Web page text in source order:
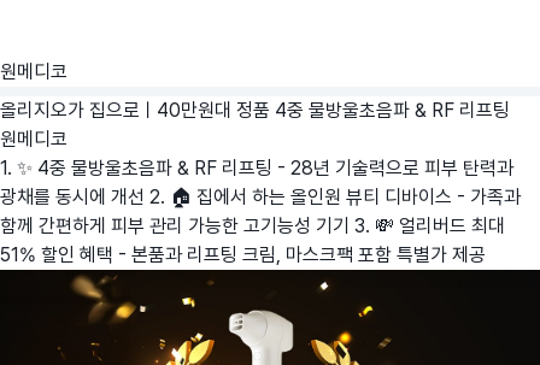
원메디코
올리지오가 집으로ㅣ40만원대 정품 4중 물방울초음파 & RF 리프팅
원메디코
1. ✨ 4중 물방울초음파 & RF 리프팅 - 28년 기술력으로 피부 탄력과
광채를 동시에 개선 2. 🏠 집에서 하는 올인원 뷰티 디바이스 - 가족과
함께 간편하게 피부 관리 가능한 고기능성 기기 3. 💸 얼리버드 최대
51% 할인 혜택 - 본품과 리프팅 크림, 마스크팩 포함 특별가 제공